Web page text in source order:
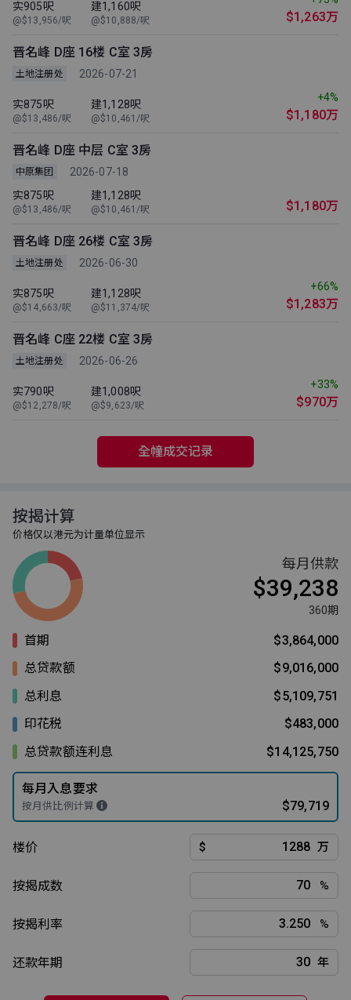
实905呎
@$13,956/呎
建1,160呎
@$10,888/呎 $1,263万
晋名峰 D座 16楼 C室 3房
土地注册处 2026-07-21
实875呎
@$13,486/呎
建1,128呎
@$10,461/呎
+4%
$1,180万
晋名峰 D座 中层 C室 3房
中原集团
2026-07-18
实875呎
@$13,486/呎
建1,128呎
@$10,461/呎 $1,180万
晋名峰 D座 26楼 C室 3房
土地注册处 2026-06-30
实875呎
@$14,663/呎
建1,128呎
@$11,374/呎
+66%
$1,283万
晋名峰 C座 22楼 C室 3房
土地注册处 2026-06-26
实790呎
@$12,278/呎
建1,008呎
@$9,623/呎
+33%
$970万
全幢成交记录
按揭计算
价格仅以港元为计量单位显示
每月供款
$39,238
360期
首期
$3,864,000
总贷款额
$9,016,000
总利息
$5,109,751
印花税
$483,000
总贷款额连利息
$14,125,750
每月入息要求
按月供比例计算 $79,719
楼价 $ 万
按揭成数 %
按揭利率 %
还款年期 年